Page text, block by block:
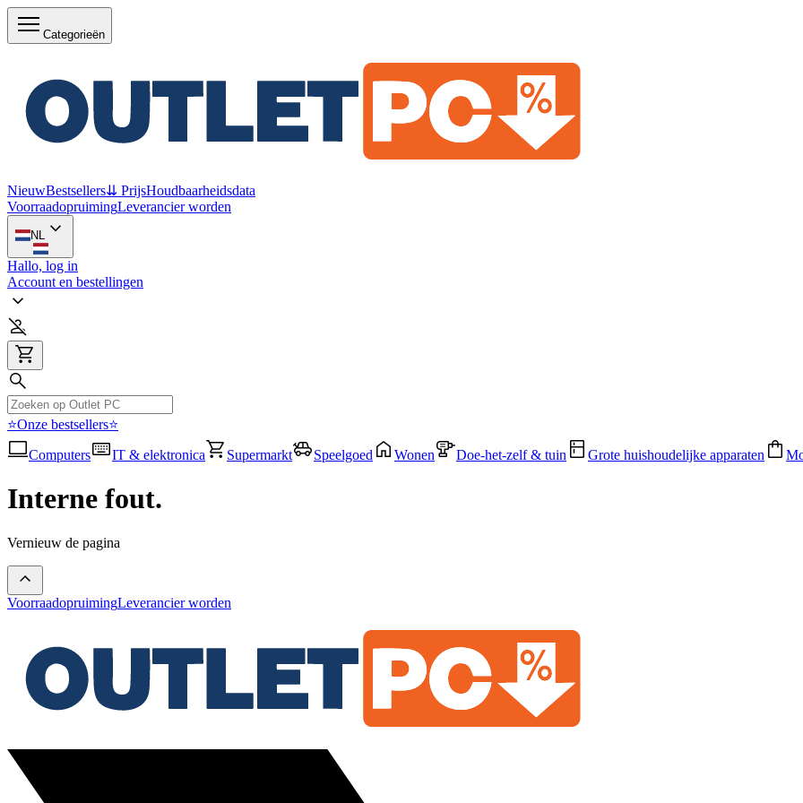
Categorieën
NieuwBestsellers⇊ PrijsHoudbaarheidsdata
VoorraadopruimingLeverancier worden
NL
Hallo, log in
Account en bestellingen
⭐Onze bestsellers⭐
Computers
IT & elektronica Supermarkt Speelgoed Wonen Doe-het-zelf & tuin Grote huishoudelijke apparaten
Interne fout.
Vernieuw de pagina
VoorraadopruimingLeverancier worden